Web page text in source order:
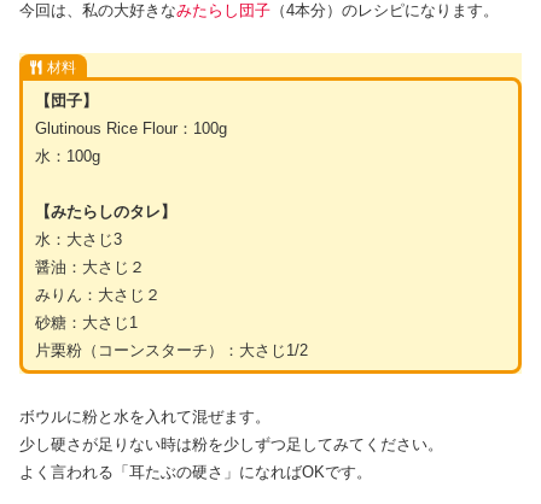
今回は、私の大好きなみたらし団子 （4本分）のレシピになります。
材料
【団子】
Glutinous Rice Flour：100g
水：100g
【みたらしのタレ】
水：大さじ3
醤油：大さじ２
みりん：大さじ２
砂糖：大さじ1
片栗粉（コーンスターチ）：大さじ1/2
ボウルに粉と水を入れて混ぜます。
少し硬さが足りない時は粉を少しずつ足してみてください。
よく言われる「耳たぶの硬さ」になればOKです。